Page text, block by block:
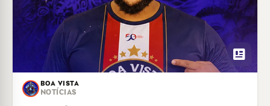
newsmode
BOA VISTA
NOTÍCIAS